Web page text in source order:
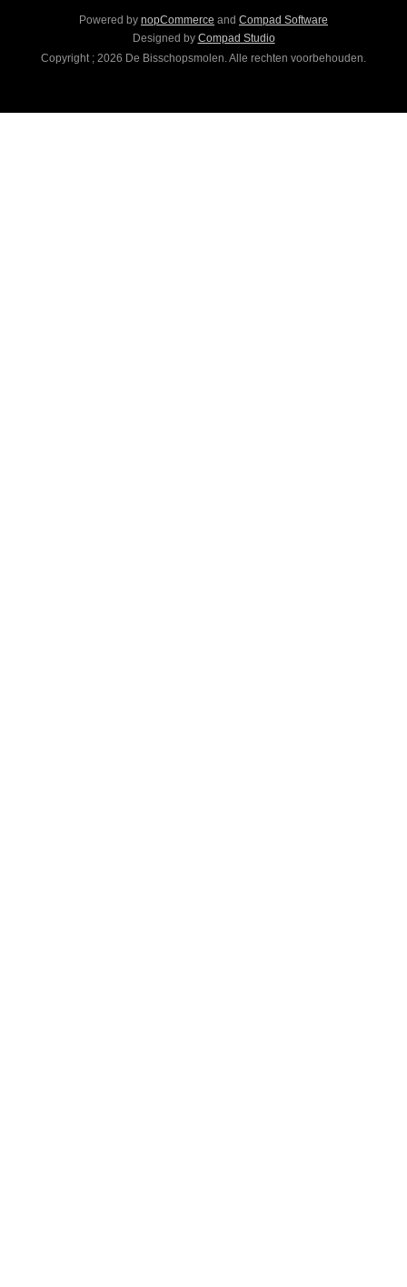
Powered by nopCommerce and Compad Software
Designed by Compad Studio
Copyright ; 2026 De Bisschopsmolen. Alle rechten voorbehouden.